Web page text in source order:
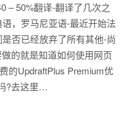
– 50%翻译-翻译了几次之
，罗马尼亚语-最近开始法
否已经放弃了所有其他-尚
的就是知道如何使用网页
的UpdraftPlus Premium优
?去这里…